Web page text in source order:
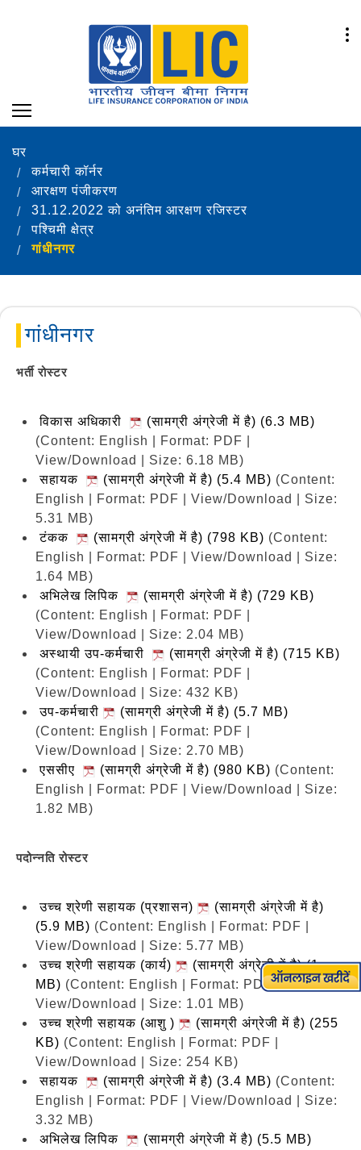
घर
कर्मचारी कॉर्नर
आरक्षण पंजीकरण
31.12.2022 को अनंतिम आरक्षण रजिस्टर
पश्चिमी क्षेत्र
गांधीनगर
गांधीनगर
भर्ती रोस्टर
विकास अधिकारी
(सामग्री अंग्रेजी में है) (6.3 MB)
(Content: English | Format: PDF |
View/Download | Size: 6.18 MB)
सहायक
(सामग्री अंग्रेजी में है) (5.4 MB) (Content:
English | Format: PDF | View/Download | Size:
5.31 MB)
टंकक
(सामग्री अंग्रेजी में है) (798 KB) (Content:
English | Format: PDF | View/Download | Size:
1.64 MB)
अभिलेख लिपिक
(सामग्री अंग्रेजी में है) (729 KB)
(Content: English | Format: PDF |
View/Download | Size: 2.04 MB)
अस्थायी उप-कर्मचारी
(सामग्री अंग्रेजी में है) (715 KB)
(Content: English | Format: PDF |
View/Download | Size: 432 KB)
उप-कर्मचारी
(सामग्री अंग्रेजी में है) (5.7 MB)
(Content: English | Format: PDF |
View/Download | Size: 2.70 MB)
एससीए
(सामग्री अंग्रेजी में है) (980 KB) (Content:
English | Format: PDF | View/Download | Size:
1.82 MB)
पदोन्नति रोस्टर
उच्च श्रेणी सहायक (प्रशासन)
(सामग्री अंग्रेजी में है)
(5.9 MB) (Content: English | Format: PDF |
View/Download | Size: 5.77 MB)
उच्च श्रेणी सहायक (कार्य)
(सामग्री अंग्रेजी में है) (1
MB) (Content: English | Format: PDF |
View/Download | Size: 1.01 MB)
उच्च श्रेणी सहायक (आशु )
(सामग्री अंग्रेजी में है) (255
KB) (Content: English | Format: PDF |
View/Download | Size: 254 KB)
सहायक
(सामग्री अंग्रेजी में है) (3.4 MB) (Content:
English | Format: PDF | View/Download | Size:
3.32 MB)
अभिलेख लिपिक
(सामग्री अंग्रेजी में है) (5.5 MB)